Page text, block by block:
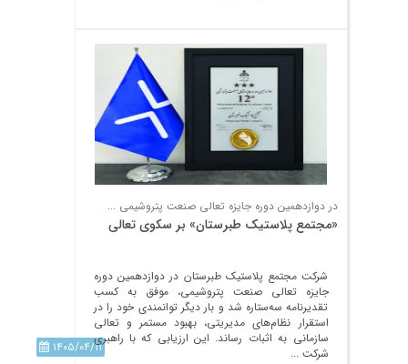
۱۴۰۵/۰۴/۱۱
در دوازدهمین دوره جایزه تعالی صنعت پتروشیمی ...
«مجتمع پلاستیک طبرستان» بر سکوی تعالی
شرکت مجتمع پلاستیک طبرستان در دوازدهمین دوره
جایزه تعالی صنعت پتروشیمی، موفق به کسب
تقدیرنامه سه‌ستاره شد و بار دیگر توانمندی خود را در
استقرار نظام‌های مدیریتی، بهبود مستمر و تعالی
سازمانی به اثبات رساند. این ارزیابی که با راهبری
شرکت ...